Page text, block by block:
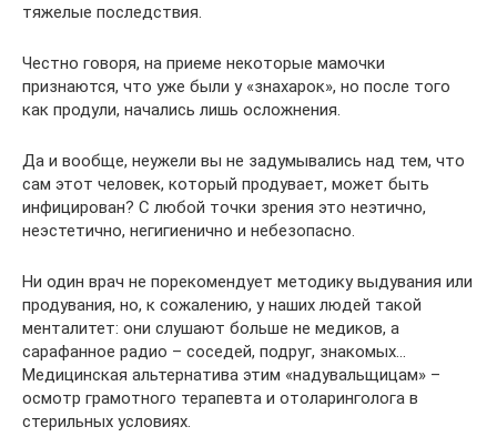
тяжелые последствия.
Честно говоря, на приеме некоторые мамочки
признаются, что уже были у «знахарок», но после того
как продули, начались лишь осложнения.
Да и вообще, неужели вы не задумывались над тем, что
сам этот человек, который продувает, может быть
инфицирован? С любой точки зрения это неэтично,
неэстетично, негигиенично и небезопасно.
Ни один врач не порекомендует методику выдувания или
продувания, но, к сожалению, у наших людей такой
менталитет: они слушают больше не медиков, а
сарафанное радио – соседей, подруг, знакомых…
Медицинская альтернатива этим «надувальщицам» –
осмотр грамотного терапевта и отоларинголога в
стерильных условиях.